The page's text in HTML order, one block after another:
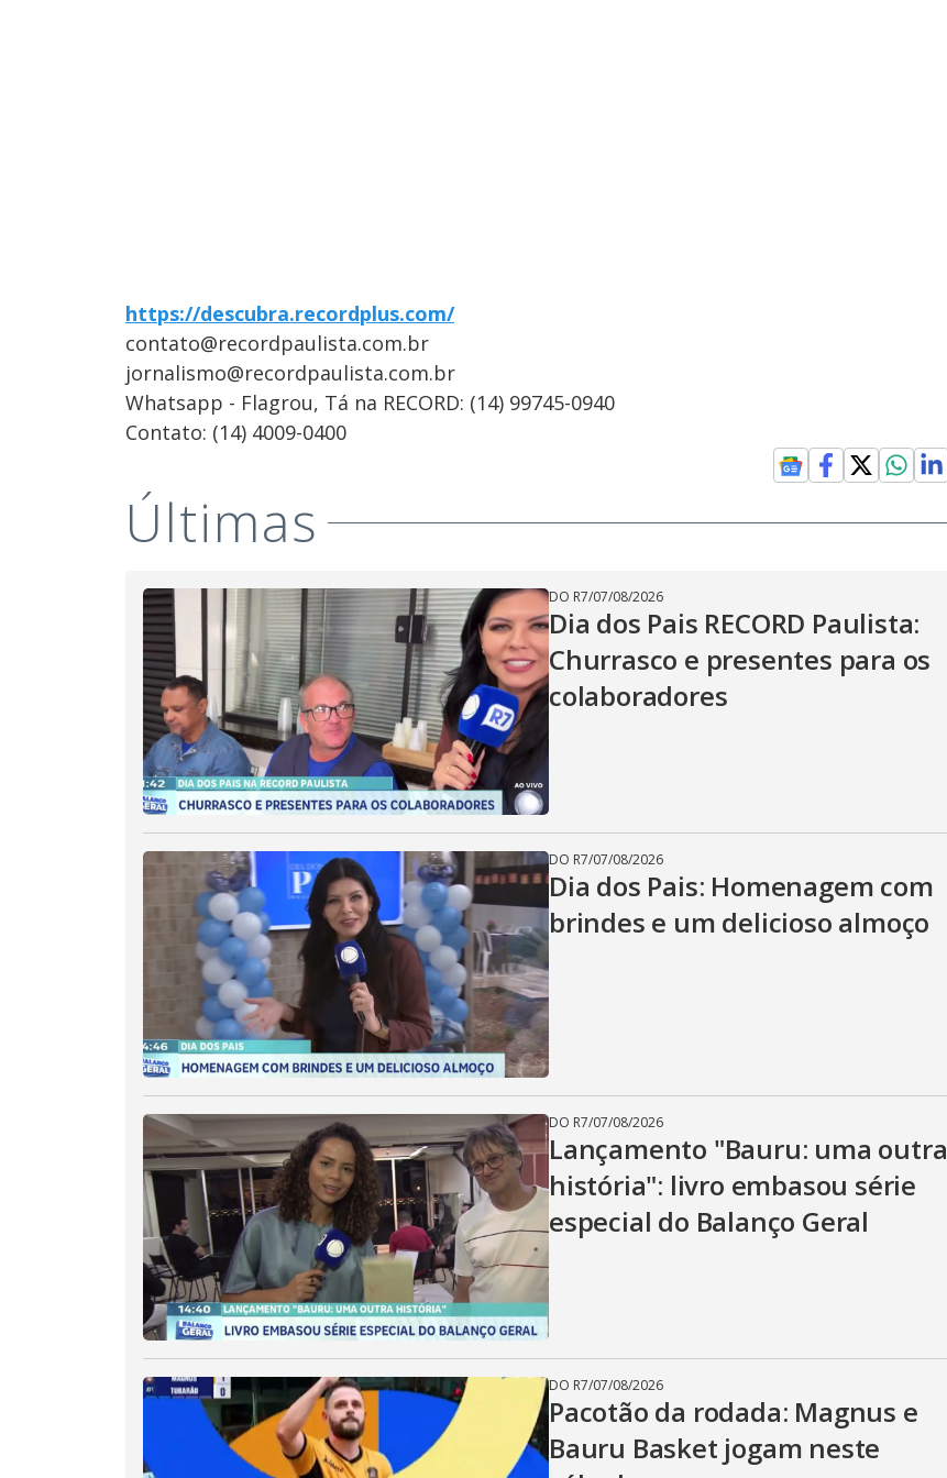
https://descubra.recordplus.com/
contato@recordpaulista.com.br
jornalismo@recordpaulista.com.br
Whatsapp - Flagrou, Tá na RECORD: (14) 99745-0940
Contato: (14) 4009-0400
Últimas
DO R7/07/08/2026
Dia dos Pais RECORD Paulista:
Churrasco e presentes para os
colaboradores
DO R7/07/08/2026
Dia dos Pais: Homenagem com
brindes e um delicioso almoço
DO R7/07/08/2026
Lançamento "Bauru: uma outra
história": livro embasou série
especial do Balanço Geral
DO R7/07/08/2026
Pacotão da rodada: Magnus e
Bauru Basket jogam neste